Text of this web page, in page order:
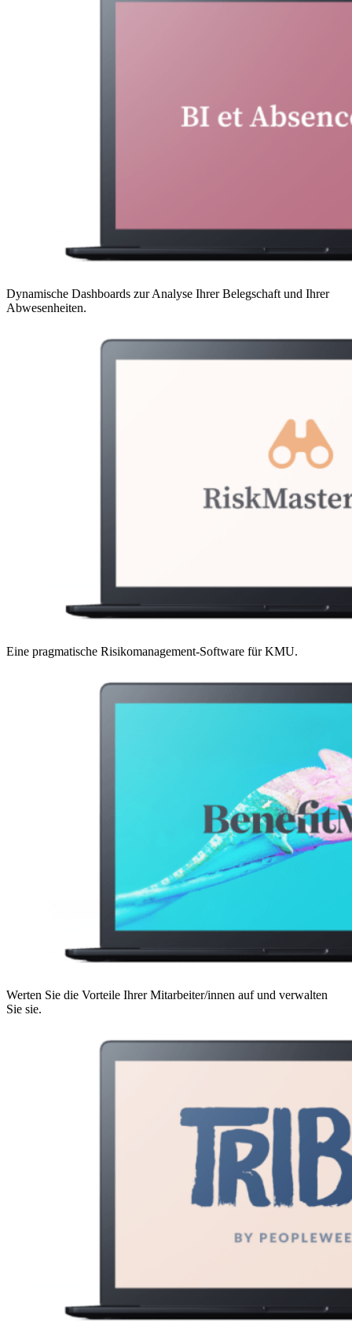
Dynamische Dashboards zur Analyse Ihrer Belegschaft und Ihrer
Abwesenheiten.
Eine pragmatische Risikomanagement-Software für KMU.
Werten Sie die Vorteile Ihrer Mitarbeiter/innen auf und verwalten
Sie sie.